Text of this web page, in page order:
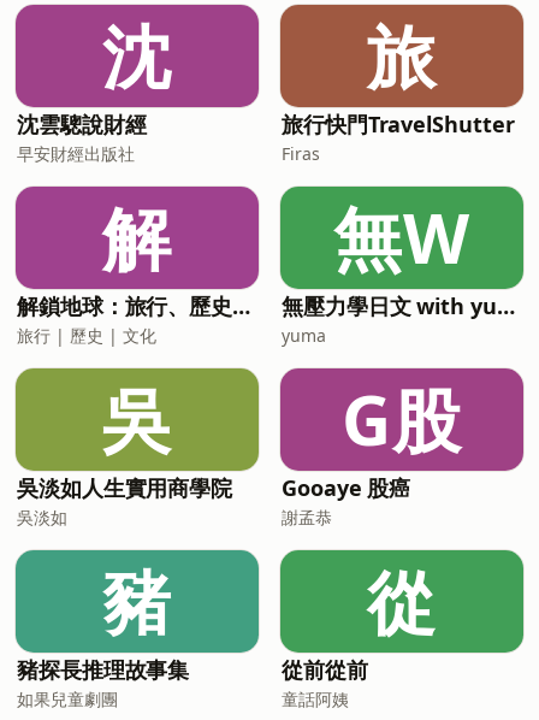
https://open.spotify.com/show/
si=A3Z9ayRfTPSQ6aU3INVzBQ 🎧
SoundOn https://player.s
沈
沈雲驄說財經
早安財經出版社
旅
旅行快門TravelShutter
Firas
解
解鎖地球：旅行、歷史、文化
旅行 | 歷史 | 文化
無W
無壓力學日文 with yuma
yuma
吳
吳淡如人生實用商學院
吳淡如
G股
Gooaye 股癌
謝孟恭
豬
豬探長推理故事集
如果兒童劇團
從
從前從前
童話阿姨